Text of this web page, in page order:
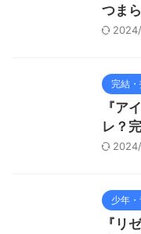
つま
完結・
『ア
レ？
少年
『リ